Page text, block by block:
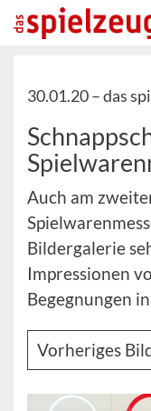
30.01.20 –das
Auch am
Bildergalerie
Impressionen
Begegnungen
Vorheriges